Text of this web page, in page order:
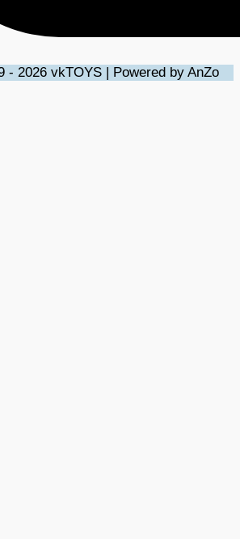
- 2026 vkTOYS | Powered by AnZo